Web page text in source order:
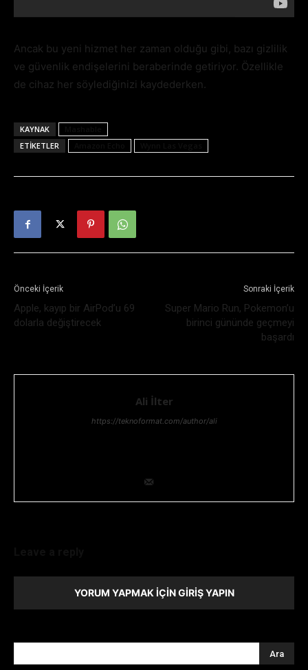
Ancak bu yeni hizmet her zaman olduğu gibi, bazı gizlilik
ve güvenlik endişelerini beraberinde getiriyor. Özellikle
de cihaz her söylediğinizi kaydederken.
KAYNAK
ETIKETLER
Önceki İçerik
Apple, kayıp bir AirPod’u 69
dolarla değiştirecek
Sonraki İçerik
Super Mario Run, Pokemon’u
birinci gününde geçmeyi
başardı
Ali İlter
https://teknoformat.com/author/ali
YORUM YAPMAK İÇIN GIRIŞ YAPIN